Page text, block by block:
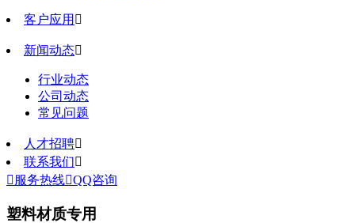
客户应用 
新闻动态
行业动态
公司动态
常见问题
人才招聘
联系我们
 服务热线QQ咨询
塑料材质专用